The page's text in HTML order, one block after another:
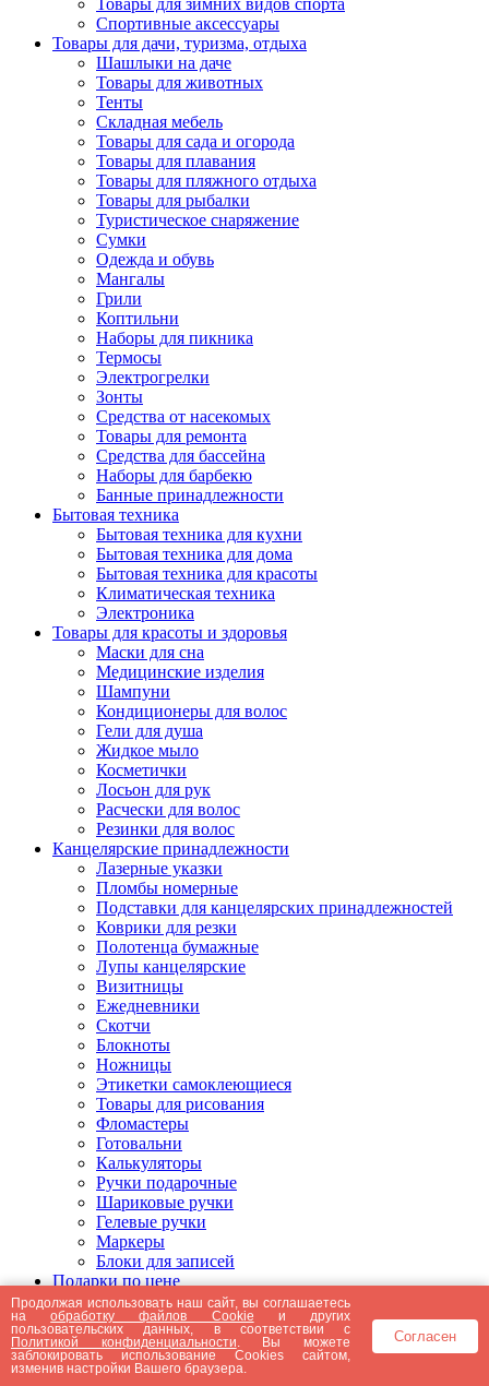
Товары для зимних видов спорта
Спортивные аксессуары
Товары для дачи, туризма, отдыха
Шашлыки на даче
Товары для животных
Тенты
Складная мебель
Товары для сада и огорода
Товары для плавания
Товары для пляжного отдыха
Товары для рыбалки
Туристическое снаряжение
Сумки
Одежда и обувь
Мангалы
Грили
Коптильни
Наборы для пикника
Термосы
Электрогрелки
Зонты
Средства от насекомых
Товары для ремонта
Средства для бассейна
Наборы для барбекю
Банные принадлежности
Бытовая техника
Бытовая техника для кухни
Бытовая техника для дома
Бытовая техника для красоты
Климатическая техника
Электроника
Товары для красоты и здоровья
Маски для сна
Медицинские изделия
Шампуни
Кондиционеры для волос
Гели для душа
Жидкое мыло
Косметички
Лосьон для рук
Расчески для волос
Резинки для волос
Канцелярские принадлежности
Лазерные указки
Пломбы номерные
Подставки для канцелярских принадлежностей
Коврики для резки
Полотенца бумажные
Лупы канцелярские
Визитницы
Ежедневники
Скотчи
Блокноты
Ножницы
Этикетки самоклеющиеся
Товары для рисования
Фломастеры
Готовальни
Калькуляторы
Ручки подарочные
Шариковые ручки
Гелевые ручки
Маркеры
Блоки для записей
Подарки по цене
Подарки от 5000 рублей
Подарки до 5000 рублей
Подарки до 3000 рублей
Подарки до 2000 рублей
Подарки до 1000 рублей
Продолжая использовать наш сайт, вы соглашаетесь
наобработку файлов Cookie и других
пользовательских данных, в соответствии с
Политикой конфиденциальности . Вы можете
заблокировать использование Cookies сайтом,
изменив настройки Вашего браузера.
Согласен